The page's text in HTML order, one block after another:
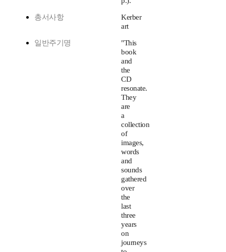
총서사항
Kerber
art
일반주기명
"This
book
and
the
CD
resonate.
They
are
a
collection
of
images,
words
and
sounds
gathered
over
the
last
three
years
on
journeys